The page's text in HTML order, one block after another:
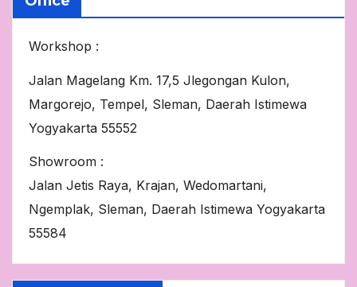
Workshop :
Jalan Magelang Km. 17,5 Jlegongan Kulon,
Margorejo, Tempel, Sleman, Daerah Istimewa
Yogyakarta 55552
Showroom :
Jalan Jetis Raya, Krajan, Wedomartani,
Ngemplak, Sleman, Daerah Istimewa Yogyakarta
55584